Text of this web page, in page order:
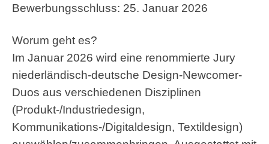
Bewerbungsschluss: 25. Januar 2026
Worum geht es?
Im Januar 2026 wird eine renommierte Jury
niederländisch-deutsche Design-Newcomer-
Duos aus verschiedenen Disziplinen
(Produkt-/Industriedesign,
Kommunikations-/Digitaldesign, Textildesign)